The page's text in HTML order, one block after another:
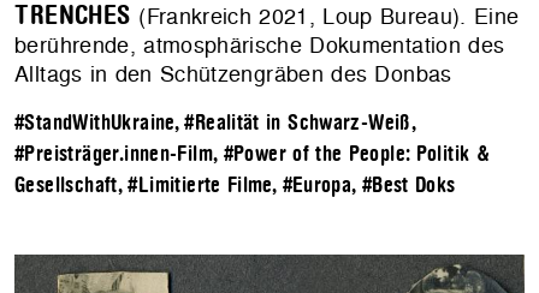
TRENCHES (Frankreich 2021, Loup Bureau). Eine
berührende, atmosphärische Dokumentation des
Alltags in den Schützengräben des Donbas
#StandWithUkraine,#Realität in Schwarz-Weiß,
#Preisträger.innen-Film, #Power of the People: Politik &
Gesellschaft,#Limitierte Filme, #Europa, #Best Doks